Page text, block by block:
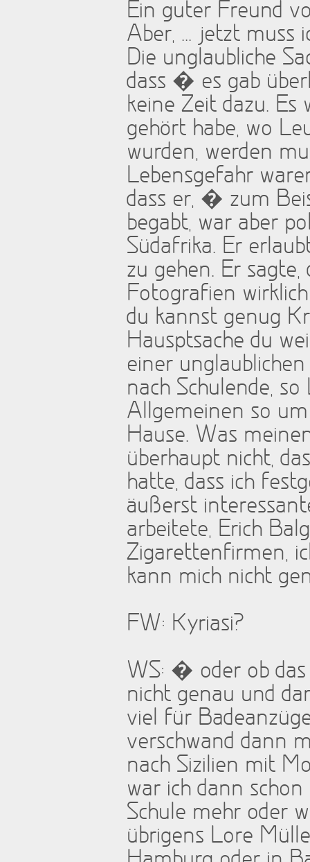
Ein guter Freund
Aber, ... jetzt muss
Die unglaubliche
dass � es gab
keine Zeit dazu. Es
gehört habe, wo
wurden, werden
Lebensgefahr
dass er, � zum
begabt, war aber
Südafrika. Er
zu gehen. Er
Fotografien
du kannst genug
Hausptsache du
einer
nach Schulende,
Allgemeinen so
Hause. Was
überhaupt nicht,
hatte, dass ich
äußerst
arbeitete, Erich
Zigarettenfirmen,
kann mich nicht
FW: Kyriasi?
WS: � oder ob das
nicht genau und
viel für
verschwand dann
nach Sizilien mit
war ich dann
Schule mehr oder
übrigens Lore